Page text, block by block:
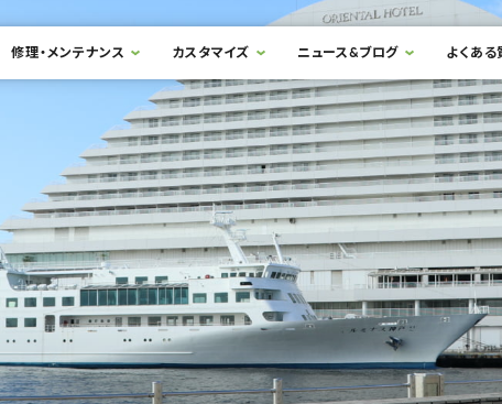
修理・メンテナンス カスタマイズ ニュース&ブログ よくある